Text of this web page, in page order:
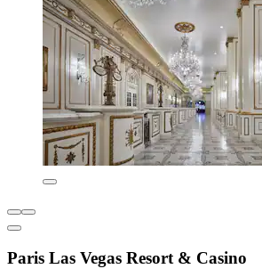
Paris Las Vegas Resort & Casino